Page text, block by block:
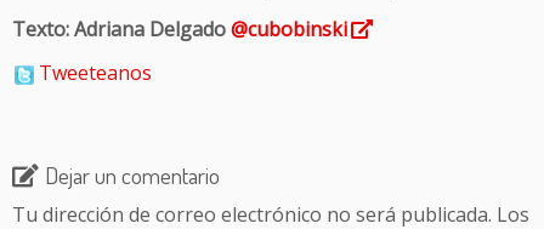
Texto: Adriana Delgado@cubobinski
Tweeteanos
Dejar un comentario
Tu dirección de correo electrónico no será publicada. Los